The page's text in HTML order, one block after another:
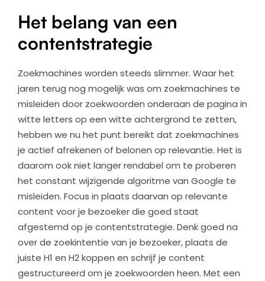
Het belang van een
contentstrategie
Zoekmachines worden steeds slimmer. Waar het
jaren terug nog mogelijk was om zoekmachines te
misleiden door zoekwoorden onderaan de pagina in
witte letters op een witte achtergrond te zetten,
hebben we nu het punt bereikt dat zoekmachines
je actief afrekenen of belonen op relevantie. Het is
daarom ook niet langer rendabel om te proberen
het constant wijzigende algoritme van Google te
misleiden. Focus in plaats daarvan op relevante
content voor je bezoeker die goed staat
afgestemd op je contentstrategie. Denk goed na
over de zoekintentie van je bezoeker, plaats de
juiste H1 en H2 koppen en schrijf je content
gestructureerd om je zoekwoorden heen. Met een